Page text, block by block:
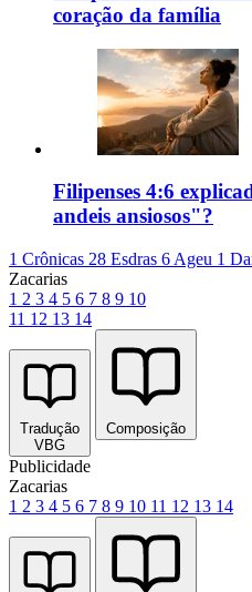
coração da família
Filipenses 4:6
andeis ansiosos"?
1 Crônicas 28 Esdras 6 Ageu 1
Zacarias
1 2 3 4 5 6 7 8 9 10
11 12 13 14
Tradução
VBG
Composição
Publicidade
Zacarias
1 2 3 4 5 6 7 8 9 10 11 12 13 14